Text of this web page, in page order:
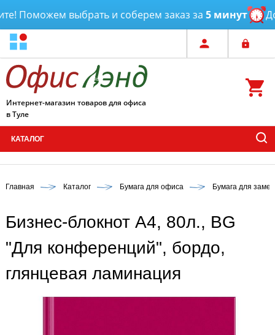
Поможем выбрать и соберем заказ за 5 минут
Интернет-магазин товаров для офиса
в Туле
КАТАЛОГ
Главная Каталог Бумага для офиса Бумага для
Бизнес-блокнот А4, 80л., BG
"Для конференций", бордо,
глянцевая ламинация